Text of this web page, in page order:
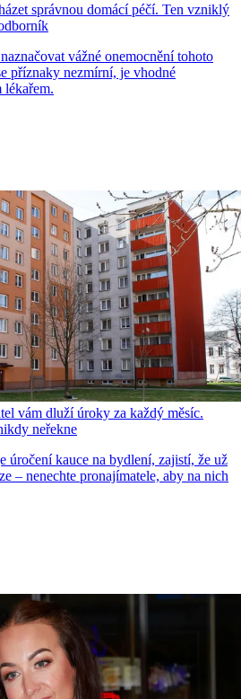
správnou domácí péčí. Ten vzniklý
vážné onemocnění tohoto
příznaky nezmírní, je vhodné
lékařem.
vám dluží úroky za každý měsíc.
neřekne
úročení kauce na bydlení, zajistí, že už
– nenechte pronajímatele, aby na nich